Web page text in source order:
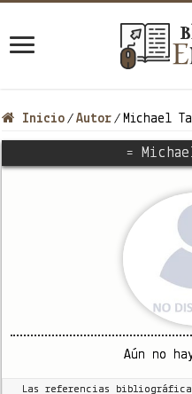
Inicio / Autor / Michael
=
Aún no
Las referencias